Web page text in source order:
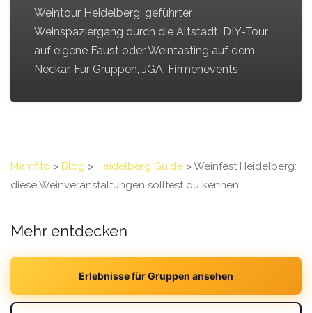
Weintour Heidelberg: geführter
Weinspaziergang durch die Altstadt, DIY-Tour
auf eigene Faust oder Weintasting auf dem
Neckar. Für Gruppen, JGA, Firmenevents
Mamfito > Blog > Heidelberg Guide >Weinfest Heidelberg:
diese Weinveranstaltungen solltest du kennen
Mehr entdecken
Erlebnisse für Gruppen ansehen